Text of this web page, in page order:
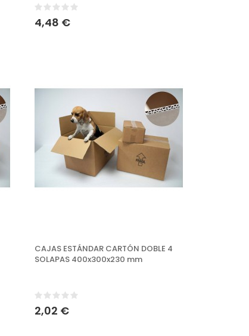
4,48 €
CAJAS ESTÁNDAR CARTÓN DOBLE 4
SOLAPAS 400x300x230 mm
2,02 €